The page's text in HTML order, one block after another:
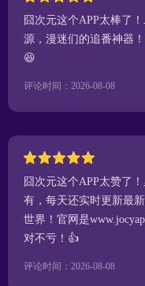
囧次元这个APP太棒了
源，漫迷们的追番神器
😆
评论时间：2026-08-08
囧次元这个APP太赞了
有，每天还实时更新最
世界！官网是
对不亏！👍
评论时间：2026-08-08